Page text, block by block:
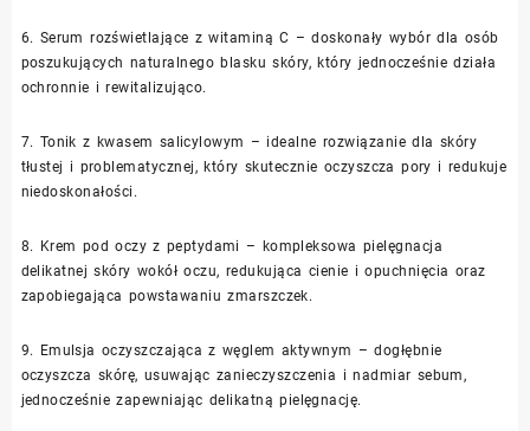
6. Serum rozświetlające z witaminą C – doskonały wybór dla osób
poszukujących naturalnego blasku skóry, który jednocześnie działa
ochronnie i rewitalizująco.
7. Tonik z kwasem salicylowym – idealne rozwiązanie dla skóry
tłustej i problematycznej, który skutecznie oczyszcza pory i redukuje
niedoskonałości.
8. Krem pod oczy z peptydami – kompleksowa pielęgnacja
delikatnej skóry wokół oczu, redukująca cienie i opuchnięcia oraz
zapobiegająca powstawaniu zmarszczek.
9. Emulsja oczyszczająca z węglem aktywnym – dogłębnie
oczyszcza skórę, usuwając zanieczyszczenia i nadmiar sebum,
jednocześnie zapewniając delikatną pielęgnację.